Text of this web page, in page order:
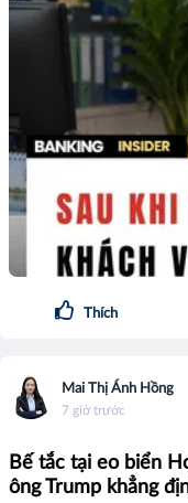
Thích
Mai Thị Ánh Hồng
7 giờ trước
Bế tắc tại eo biển
ông Trump khẳng